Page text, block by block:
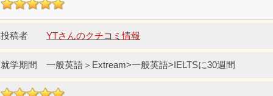
YTさんのクチコミ情報
一般英語＞Extream>一般英語>IELTSに30週間